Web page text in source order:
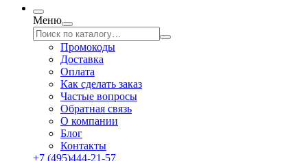
Меню
Промокоды
Доставка
Оплата
Как сделать заказ
Частые вопросы
Обратная связь
О компании
Блог
Контакты
+7 (495)444-21-57